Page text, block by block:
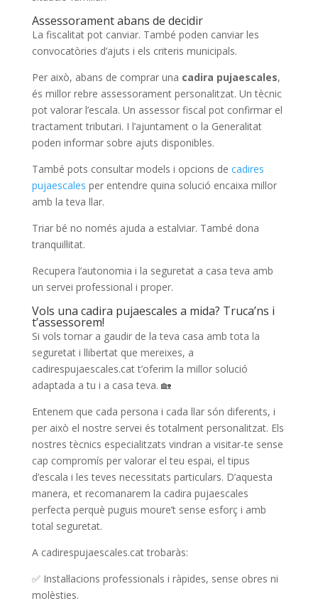
Assessorament abans de decidir
La fiscalitat pot canviar. També poden canviar les
convocatòries d’ajuts i els criteris municipals.
Per això, abans de comprar una cadira pujaescales,
és millor rebre assessorament personalitzat. Un tècnic
pot valorar l’escala. Un assessor fiscal pot confirmar el
tractament tributari. I l’ajuntament o la Generalitat
poden informar sobre ajuts disponibles.
També pots consultar models i opcions de cadires
pujaescales per entendre quina solució encaixa millor
amb la teva llar.
Triar bé no només ajuda a estalviar. També dona
tranquil·litat.
Recupera l’autonomia i la seguretat a casa teva amb
un servei professional i proper.
Vols una cadira pujaescales a mida? Truca’ns i
t’assessorem!
Si vols tornar a gaudir de la teva casa amb tota la
seguretat i llibertat que mereixes, a
cadirespujaescales.cat t’oferim la millor solució
adaptada a tu i a casa teva. 🏡
Entenem que cada persona i cada llar són diferents, i
per això el nostre servei és totalment personalitzat. Els
nostres tècnics especialitzats vindran a visitar-te sense
cap compromís per valorar el teu espai, el tipus
d’escala i les teves necessitats particulars. D’aquesta
manera, et recomanarem la cadira pujaescales
perfecta perquè puguis moure’t sense esforç i amb
total seguretat.
A cadirespujaescales.cat trobaràs:
✅ Instal·lacions professionals i ràpides, sense obres ni
molèsties.